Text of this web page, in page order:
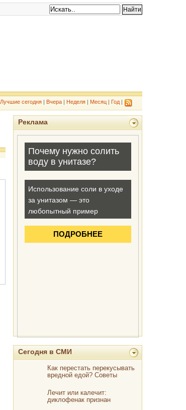
Лучшие сегодня| Вчера| Неделя| Месяц| Год|
Реклама
Сегодня в СМИ
Как перестать перекусывать
вредной едой? Советы
Лечит или калечит:
диклофенак признан